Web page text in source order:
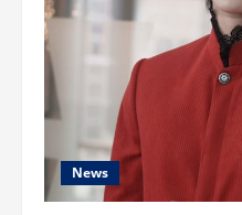
News